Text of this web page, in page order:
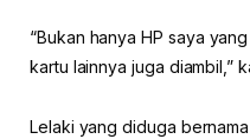
“Bukan hanya HP saya
kartu lainnya juga diambil,”
Lelaki yang diduga